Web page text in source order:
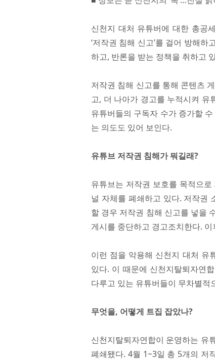
신천지 대처 유튜버에 대한 총공
‘저작권 침해 신고’를 걸어 방해
하고, 반론을 받는 정책을 취하고
저작권 침해 신고를 통해 콘텐츠
고, 더 나아가 경고를 누적시켜 유
유튜버들의 구독자 수가 증가할
는 의도도 있어 보인다.
유튜브 저작권 침해가 뭐길래?
유튜브는 저작권 보호를 목적으
널 자체를 폐쇄하고 있다. 저작권
할 경우 저작권 침해 신고를 넣을
게시를 중단하고 경고조치한다.
이런 점을 악용해 신천지 대처 유
있다. 이 때문에 신천지탈퇴자연
다루고 있는 유튜버들이 무차별적
무엇을, 어떻게 트집 잡았나?
신천지탈퇴자연합이 운영하는 유
폐쇄됐다. 4월 1~3일 총 5개의 저